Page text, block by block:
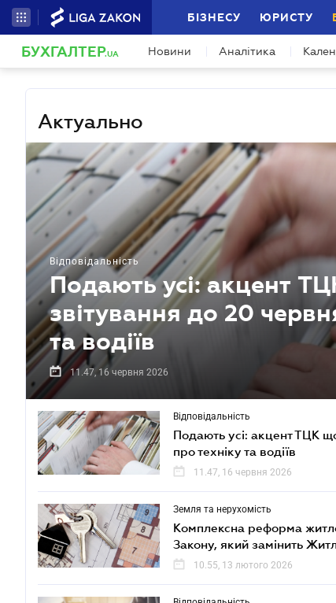
БІЗНЕСУ ЮРИСТУ
БУХГАЛТЕР.UA Новини Аналітика
Актуально
Відповідальність
Подають усі: акцент
звітування до 20
та водіїв
11.47, 16 червня 2026
Відповідальність
Подають усі: акцент ТЦК
про техніку та водіїв
11.47, 16 червня 2026
Земля та нерухомість
Комплексна реформа
Закону, який замінить
10.55, 13 лютого 2026